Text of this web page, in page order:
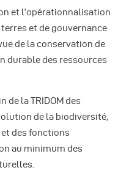
et l’opérationnalisation
et de gouvernance
de la conservation de
durable des ressources
de la TRIDOM des
de la biodiversité,
des fonctions
au minimum des